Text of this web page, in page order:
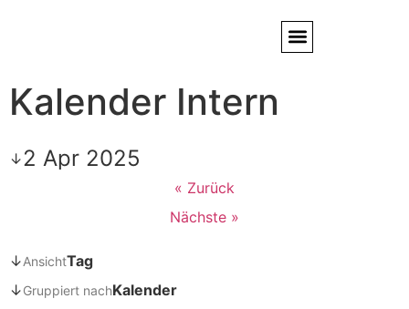
Kalender Intern
↓2 Apr 2025
« Zurück
Nächste »
↓AnsichtTag
↓Gruppiert nachKalender